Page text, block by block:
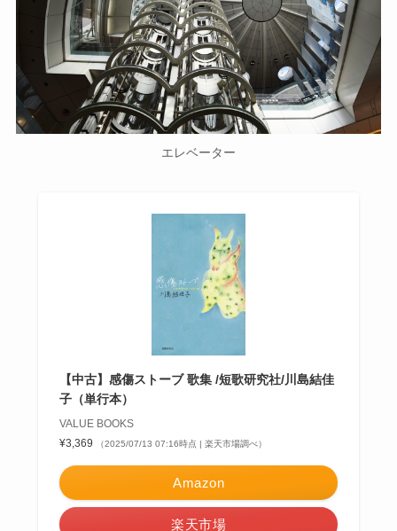
エレベーター
【中古】感傷ストーブ 歌集 /短歌研究社/川島結佳
子（単行本）
VALUE BOOKS
¥3,369
（2025/07/13 07:16時点 | 楽天市場調べ）
Amazon
楽天市場